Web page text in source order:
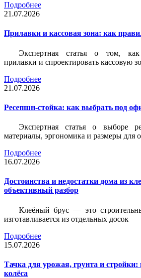
Подробнее
21.07.2026
Прилавки и кассовая зона: как
Экспертная статья о том,
прилавки и спроектировать кассовую
Подробнее
21.07.2026
Ресепшн-стойка: как выбрать под
Экспертная статья о выборе
материалы, эргономика и размеры для
Подробнее
16.07.2026
Достоинства и недостатки дома из
объективный разбор
Клеёный брус — это
изготавливается из отдельных досок
Подробнее
15.07.2026
Тачка для урожая, грунта и
колёса